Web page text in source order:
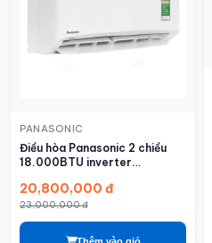
PANASONIC
Điều hòa Panasonic 2 chiều
18.000BTU inverter
20,800,000 đ
23,000,000 đ